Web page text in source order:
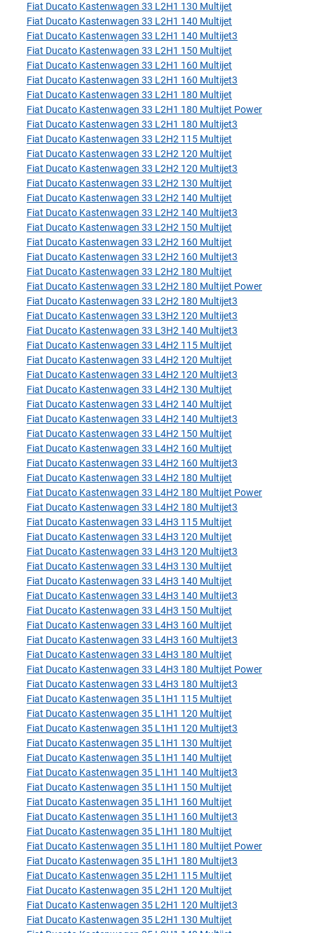
Fiat Ducato Kastenwagen 33 L2H1 130 Multijet
Fiat Ducato Kastenwagen 33 L2H1 140 Multijet
Fiat Ducato Kastenwagen 33 L2H1 140 Multijet3
Fiat Ducato Kastenwagen 33 L2H1 150 Multijet
Fiat Ducato Kastenwagen 33 L2H1 160 Multijet
Fiat Ducato Kastenwagen 33 L2H1 160 Multijet3
Fiat Ducato Kastenwagen 33 L2H1 180 Multijet
Fiat Ducato Kastenwagen 33 L2H1 180 Multijet Power
Fiat Ducato Kastenwagen 33 L2H1 180 Multijet3
Fiat Ducato Kastenwagen 33 L2H2 115 Multijet
Fiat Ducato Kastenwagen 33 L2H2 120 Multijet
Fiat Ducato Kastenwagen 33 L2H2 120 Multijet3
Fiat Ducato Kastenwagen 33 L2H2 130 Multijet
Fiat Ducato Kastenwagen 33 L2H2 140 Multijet
Fiat Ducato Kastenwagen 33 L2H2 140 Multijet3
Fiat Ducato Kastenwagen 33 L2H2 150 Multijet
Fiat Ducato Kastenwagen 33 L2H2 160 Multijet
Fiat Ducato Kastenwagen 33 L2H2 160 Multijet3
Fiat Ducato Kastenwagen 33 L2H2 180 Multijet
Fiat Ducato Kastenwagen 33 L2H2 180 Multijet Power
Fiat Ducato Kastenwagen 33 L2H2 180 Multijet3
Fiat Ducato Kastenwagen 33 L3H2 120 Multijet3
Fiat Ducato Kastenwagen 33 L3H2 140 Multijet3
Fiat Ducato Kastenwagen 33 L4H2 115 Multijet
Fiat Ducato Kastenwagen 33 L4H2 120 Multijet
Fiat Ducato Kastenwagen 33 L4H2 120 Multijet3
Fiat Ducato Kastenwagen 33 L4H2 130 Multijet
Fiat Ducato Kastenwagen 33 L4H2 140 Multijet
Fiat Ducato Kastenwagen 33 L4H2 140 Multijet3
Fiat Ducato Kastenwagen 33 L4H2 150 Multijet
Fiat Ducato Kastenwagen 33 L4H2 160 Multijet
Fiat Ducato Kastenwagen 33 L4H2 160 Multijet3
Fiat Ducato Kastenwagen 33 L4H2 180 Multijet
Fiat Ducato Kastenwagen 33 L4H2 180 Multijet Power
Fiat Ducato Kastenwagen 33 L4H2 180 Multijet3
Fiat Ducato Kastenwagen 33 L4H3 115 Multijet
Fiat Ducato Kastenwagen 33 L4H3 120 Multijet
Fiat Ducato Kastenwagen 33 L4H3 120 Multijet3
Fiat Ducato Kastenwagen 33 L4H3 130 Multijet
Fiat Ducato Kastenwagen 33 L4H3 140 Multijet
Fiat Ducato Kastenwagen 33 L4H3 140 Multijet3
Fiat Ducato Kastenwagen 33 L4H3 150 Multijet
Fiat Ducato Kastenwagen 33 L4H3 160 Multijet
Fiat Ducato Kastenwagen 33 L4H3 160 Multijet3
Fiat Ducato Kastenwagen 33 L4H3 180 Multijet
Fiat Ducato Kastenwagen 33 L4H3 180 Multijet Power
Fiat Ducato Kastenwagen 33 L4H3 180 Multijet3
Fiat Ducato Kastenwagen 35 L1H1 115 Multijet
Fiat Ducato Kastenwagen 35 L1H1 120 Multijet
Fiat Ducato Kastenwagen 35 L1H1 120 Multijet3
Fiat Ducato Kastenwagen 35 L1H1 130 Multijet
Fiat Ducato Kastenwagen 35 L1H1 140 Multijet
Fiat Ducato Kastenwagen 35 L1H1 140 Multijet3
Fiat Ducato Kastenwagen 35 L1H1 150 Multijet
Fiat Ducato Kastenwagen 35 L1H1 160 Multijet
Fiat Ducato Kastenwagen 35 L1H1 160 Multijet3
Fiat Ducato Kastenwagen 35 L1H1 180 Multijet
Fiat Ducato Kastenwagen 35 L1H1 180 Multijet Power
Fiat Ducato Kastenwagen 35 L1H1 180 Multijet3
Fiat Ducato Kastenwagen 35 L2H1 115 Multijet
Fiat Ducato Kastenwagen 35 L2H1 120 Multijet
Fiat Ducato Kastenwagen 35 L2H1 120 Multijet3
Fiat Ducato Kastenwagen 35 L2H1 130 Multijet